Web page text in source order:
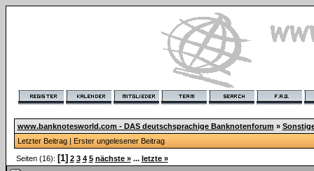
www.banknotesworld.com - DAS deutschsprachige Banknotenforum »
Letzter Beitrag| Erster ungelesener Beitrag
Seiten (16): [1] 2 3 4 5 nächste » ... letzte »